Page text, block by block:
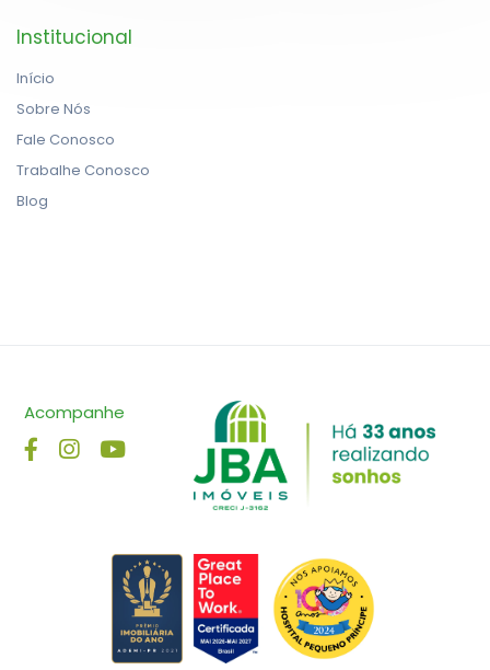
Institucional
Início
Sobre Nós
Fale Conosco
Trabalhe Conosco
Blog
Acompanhe